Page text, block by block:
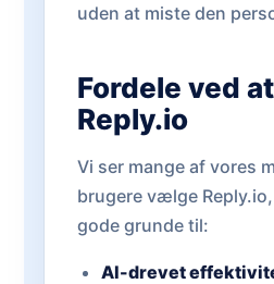
uden at miste den
Fordele ved
Reply.io
Vi ser mange af vores
brugere vælge
gode grunde til:
AI-drevet